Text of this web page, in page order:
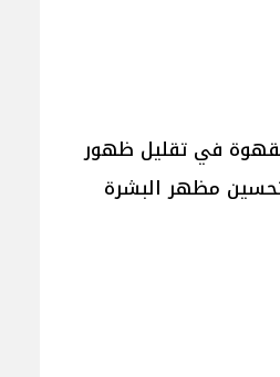
في تقليل ظهور
مظهر البشرة